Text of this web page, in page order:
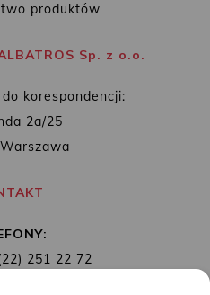
produktów
Sp. z o.o.
korespondencji:
2a/25
251 22 72